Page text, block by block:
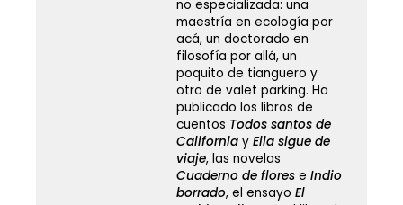
no especializada: una
maestría en ecología por
acá, un doctorado en
filosofía por allá, un
poquito de tianguero y
otro de valet parking. Ha
publicado los libros de
cuentos Todos santos de
Californiay Ella sigue de
viaje, las novelas
Cuaderno de florese Indio
borrado, el ensayo El